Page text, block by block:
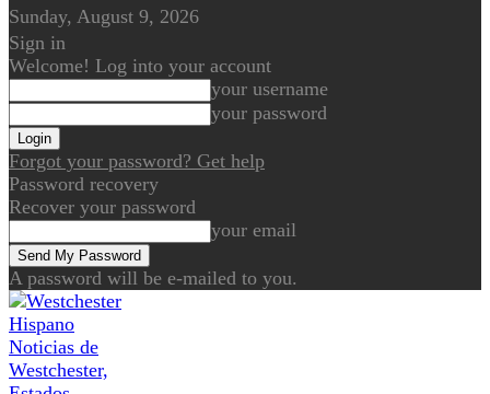
Sunday, August 9, 2026
Sign in
Welcome! Log into your account
your username
your password
Forgot your password? Get help
Password recovery
Recover your password
your email
A password will be e-mailed to you.
Noticias de
Westchester,